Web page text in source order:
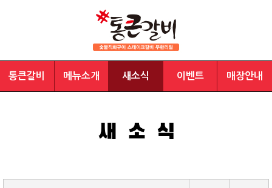
통큰갈비 메뉴소개 새소식 이벤트 매장안내